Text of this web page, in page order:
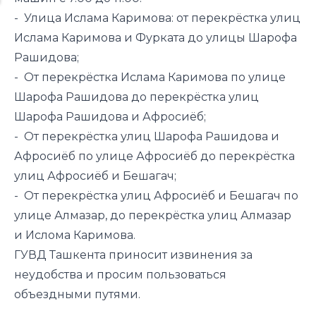
- Улица Ислама Каримова: от перекрёстка улиц
Ислама Каримова и Фурката до улицы Шарофа
Рашидова;
- От перекрёстка Ислама Каримова по улице
Шарофа Рашидова до перекрёстка улиц
Шарофа Рашидова и Афросиёб;
- От перекрёстка улиц Шарофа Рашидова и
Афросиёб по улице Афросиёб до перекрёстка
улиц Афросиёб и Бешагач;
- От перекрёстка улиц Афросиёб и Бешагач по
улице Алмазар, до перекрёстка улиц Алмазар
и Ислома Каримова.
ГУВД Ташкента приносит извинения за
неудобства и просим пользоваться
объездными путями.